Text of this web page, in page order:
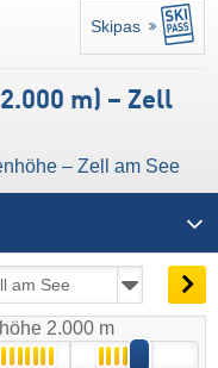
Skipas
m) – Zell
– Zell am See